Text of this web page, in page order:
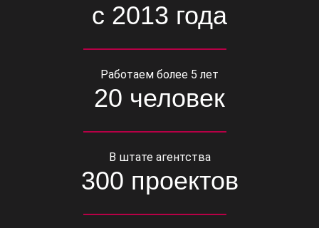
с 2013 года
Работаем более 5 лет
20 человек
В штате агентства
300 проектов